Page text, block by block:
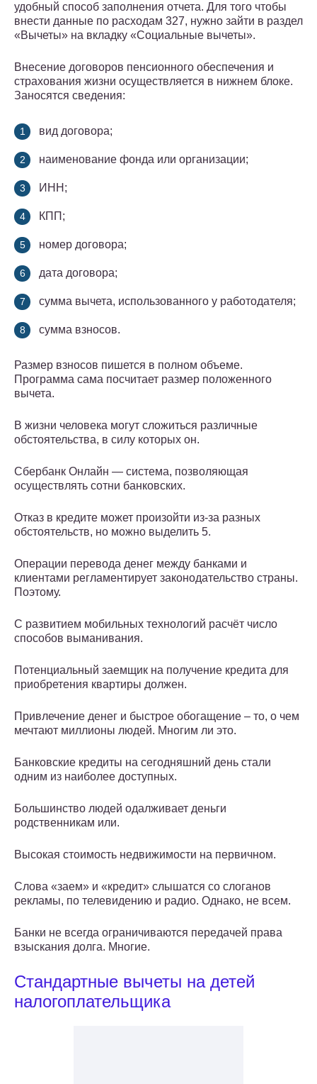
удобный способ заполнения отчета. Для того чтобы
внести данные по расходам 327, нужно зайти в раздел
«Вычеты» на вкладку «Социальные вычеты».
Внесение договоров пенсионного обеспечения и
страхования жизни осуществляется в нижнем блоке.
Заносятся сведения:
вид договора;
наименование фонда или организации;
ИНН;
КПП;
номер договора;
дата договора;
сумма вычета, использованного у работодателя;
сумма взносов.
Размер взносов пишется в полном объеме.
Программа сама посчитает размер положенного
вычета.
В жизни человека могут сложиться различные
обстоятельства, в силу которых он.
Сбербанк Онлайн — система, позволяющая
осуществлять сотни банковских.
Отказ в кредите может произойти из-за разных
обстоятельств, но можно выделить 5.
Операции перевода денег между банками и
клиентами регламентирует законодательство страны.
Поэтому.
С развитием мобильных технологий расчёт число
способов выманивания.
Потенциальный заемщик на получение кредита для
приобретения квартиры должен.
Привлечение денег и быстрое обогащение – то, о чем
мечтают миллионы людей. Многим ли это.
Банковские кредиты на сегодняшний день стали
одним из наиболее доступных.
Большинство людей одалживает деньги
родственникам или.
Высокая стоимость недвижимости на первичном.
Слова «заем» и «кредит» слышатся со слоганов
рекламы, по телевидению и радио. Однако, не всем.
Банки не всегда ограничиваются передачей права
взыскания долга. Многие.
Стандартные вычеты на детей
налогоплательщика